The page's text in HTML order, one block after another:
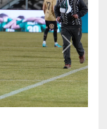
Next